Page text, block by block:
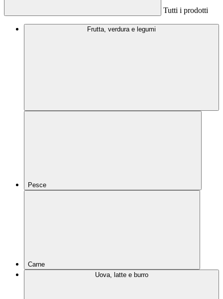
Tutti i prodotti
Frutta, verdura e legumi
Pesce
Carne
Uova, latte e burro